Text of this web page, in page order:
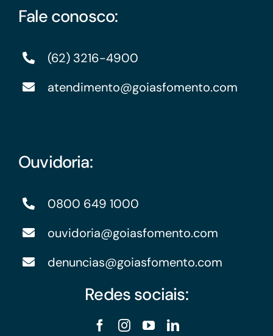
Fale conosco:
(62) 3216-4900
atendimento@goiasfomento.com
Ouvidoria:
0800 649 1000
ouvidoria@goiasfomento.com
denuncias@goiasfomento.com
Redes sociais: